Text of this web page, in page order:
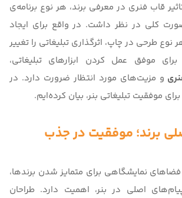
قاب فنری در معرفی برند، هر نوع برنامه‌ی
کلی در نظر داشت. در واقع برای ایجاد
نوع طرحی در چاپ، اثرگذاری تبلیغاتی را تغییر
موفق عمل کردن ابزارهای تبلیغاتی،
و مزیت‌های مورد انتظار ضرورت دارد. در
موفقیت تبلیغاتی بنر، بیان کرده‌ایم.
برند؛ موفقیت در جذب
فضاهای نمایشگاهی برای متمایز شدن برندها،
اصلی در بنر، اهمیت دارد. طراحان